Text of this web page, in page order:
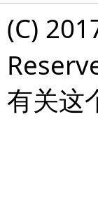
(C)
有关这